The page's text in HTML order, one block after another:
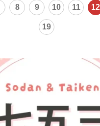
8 9 10 11 12
19